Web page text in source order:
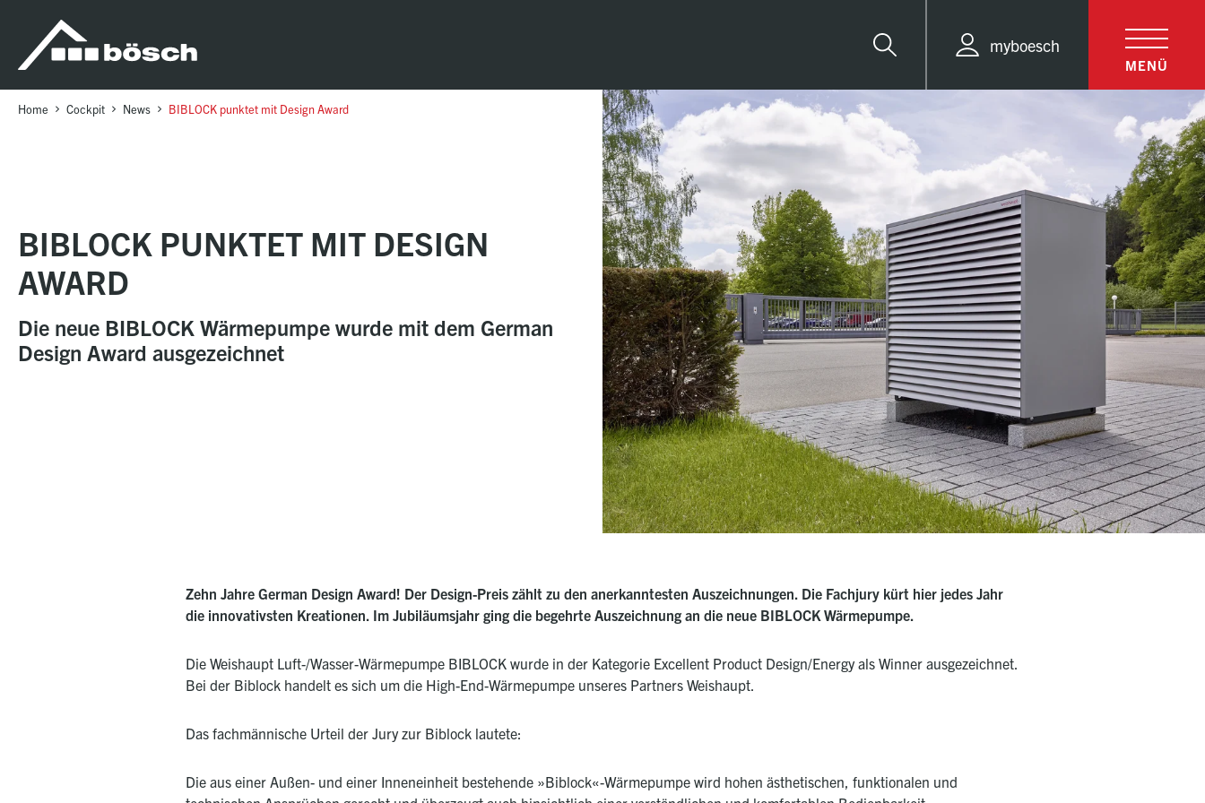
sr.skip-to.main-content
sr.skip-to.table-of-contents
sr.skip-to.main-navigation
Suche
myboesch
MENÜ
Home Cockpit News BIBLOCK punktet mit Design Award
BIBLOCK PUNKTET MIT DESIGN
AWARD
Die neue BIBLOCK Wärmepumpe wurde mit dem German
Design Award ausgezeichnet
Zehn Jahre German Design Award! Der Design-Preis zählt zu den anerkanntesten Auszeichnungen. Die Fachjury kürt hier jedes Jahr
die innovativsten Kreationen. Im Jubiläumsjahr ging die begehrte Auszeichnung an die neue BIBLOCK Wärmepumpe.
Die Weishaupt Luft-/Wasser-Wärmepumpe BIBLOCK wurde in der Kategorie Excellent Product Design/Energy als Winner ausgezeichnet.
Bei der Biblock handelt es sich um die High-End-Wärmepumpe unseres Partners Weishaupt.
Das fachmännische Urteil der Jury zur Biblock lautete:
Die aus einer Außen- und einer Inneneinheit bestehende »Biblock«-Wärmepumpe wird hohen ästhetischen, funktionalen und